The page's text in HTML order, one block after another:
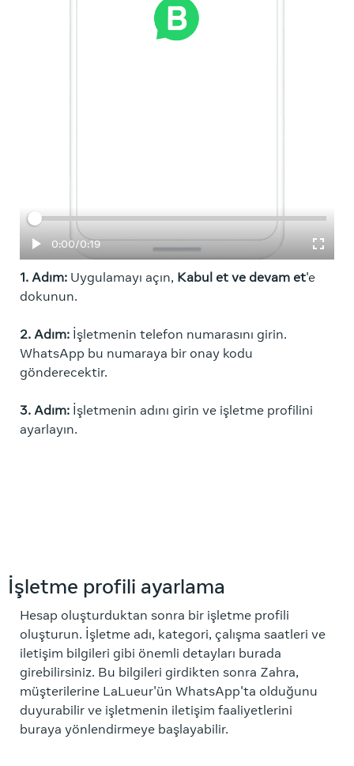
0:00/0:19
1. Adım: Uygulamayı açın, Kabul et ve devam et'e
dokunun.
2. Adım: İşletmenin telefon numarasını girin.
WhatsApp bu numaraya bir onay kodu
gönderecektir.
3. Adım: İşletmenin adını girin ve işletme profilini
ayarlayın.
İşletme profili ayarlama
Hesap oluşturduktan sonra bir işletme profili
oluşturun. İşletme adı, kategori, çalışma saatleri ve
iletişim bilgileri gibi önemli detayları burada
girebilirsiniz. Bu bilgileri girdikten sonra Zahra,
müşterilerine LaLueur'ün WhatsApp'ta olduğunu
duyurabilir ve işletmenin iletişim faaliyetlerini
buraya yönlendirmeye başlayabilir.